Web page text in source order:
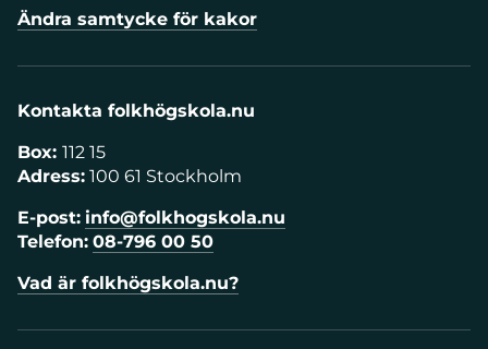
Ändra samtycke för kakor
Kontakta folkhögskola.nu
Box: 112 15
Adress: 100 61 Stockholm
E-post: info@folkhogskola.nu
Telefon: 08-796 00 50
Vad är folkhögskola.nu?